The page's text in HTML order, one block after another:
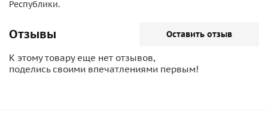
Республики.
Отзывы Оставить отзыв
К этому товару еще нет отзывов,
поделись своими впечатлениями первым!